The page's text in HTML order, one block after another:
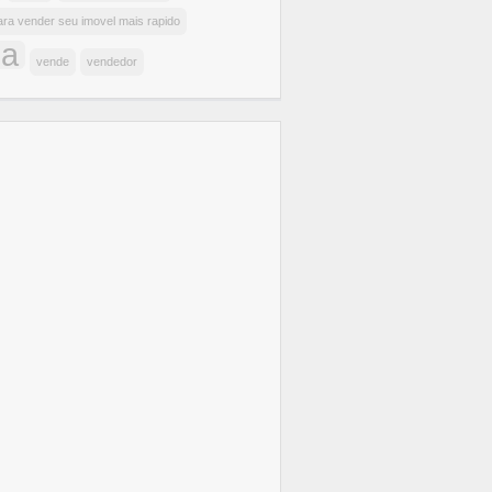
vender seu imovel mais rapido
vende vendedor